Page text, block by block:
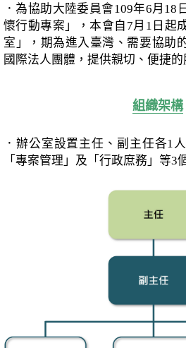
．為協助大陸委員會109年6月18
懷行動專案」，本會自7月1日起
室」，期為進入臺灣、需要協助
國際法人團體，提供親切、便捷的
組織架構
．辦公室設置主任、副主任各1
「專案管理」及「行政庶務」等3